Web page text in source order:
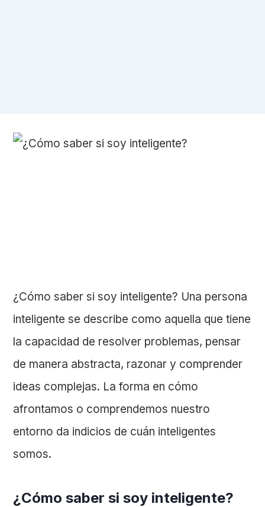
¿Cómo saber si soy inteligente? Una persona
inteligente se describe como aquella que tiene
la capacidad de resolver problemas, pensar
de manera abstracta, razonar y comprender
ideas complejas. La forma en cómo
afrontamos o comprendemos nuestro
entorno da indicios de cuán inteligentes
somos.
¿Cómo saber si soy inteligente?